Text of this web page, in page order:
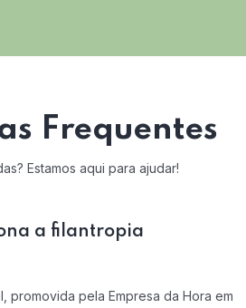
Frequentes
Estamos aqui para ajudar!
a filantropia
promovida pela Empresa da Hora em